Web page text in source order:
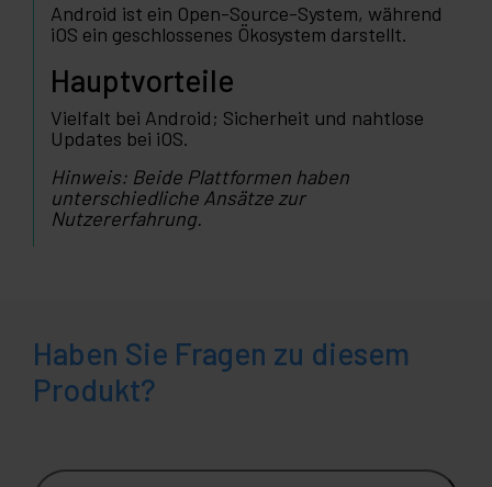
Android ist ein Open-Source-System, während
iOS ein geschlossenes Ökosystem darstellt.
Hauptvorteile
Vielfalt bei Android; Sicherheit und nahtlose
Updates bei iOS.
Hinweis: Beide Plattformen haben
unterschiedliche Ansätze zur
Nutzererfahrung.
Haben Sie Fragen zu diesem
Produkt?